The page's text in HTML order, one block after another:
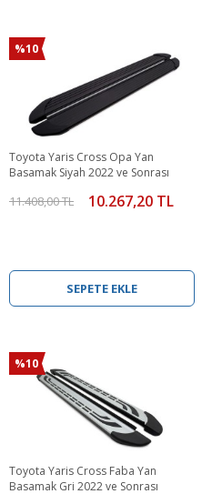
%10
Toyota Yaris Cross Opa Yan
Basamak Siyah 2022 ve Sonrası
11.408,00 TL 10.267,20 TL
SEPETE EKLE
%10
Toyota Yaris Cross Faba Yan
Basamak Gri 2022 ve Sonrası